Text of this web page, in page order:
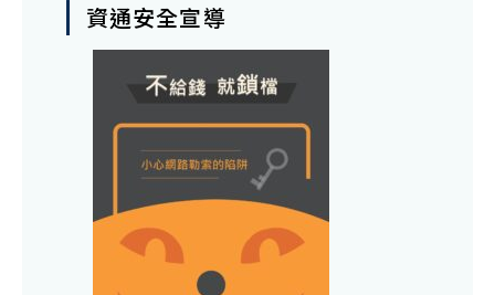
資通安全宣導